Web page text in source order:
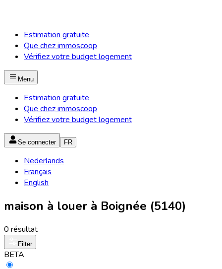
Estimation gratuite
Que chez immoscoop
Vérifiez votre budget logement
Menu
Estimation gratuite
Que chez immoscoop
Vérifiez votre budget logement
Se connecter FR
Nederlands
Français
English
maison à louer à Boignée (5140)
0 résultat
Filter
BETA